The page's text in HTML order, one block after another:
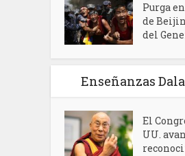
Purga
de
del
Enseñanzas
El
UU.